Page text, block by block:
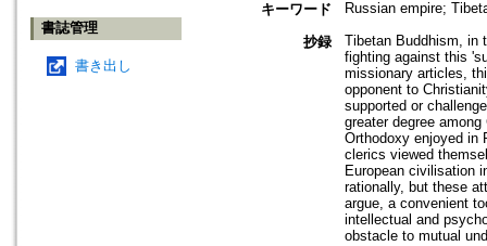
書誌管理
書き出し
キーワード Russian empire;
抄録
Tibetan Buddhism, in
fighting against this
missionary articles,
opponent to
supported or
greater degree
Orthodoxy enjoyed in
clerics viewed
European civilisation
rationally, but these
argue, a convenient
intellectual and
obstacle to mutual